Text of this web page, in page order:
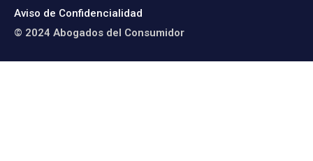
Aviso de Confidencialidad
© 2024 Abogados del Consumidor